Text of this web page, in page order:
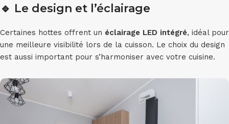
🔹 Le design et l’éclairage
Certaines hottes offrent un éclairage LED intégré, idéal pour
une meilleure visibilité lors de la cuisson. Le choix du design
est aussi important pour s’harmoniser avec votre cuisine.